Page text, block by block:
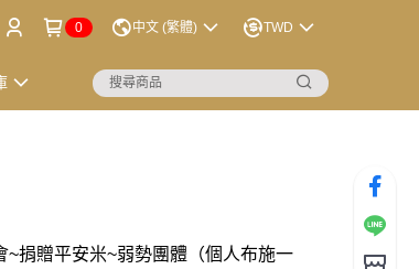
0 中文 (繁體) TWD
捐贈平安米~弱勢團體（個人布施一